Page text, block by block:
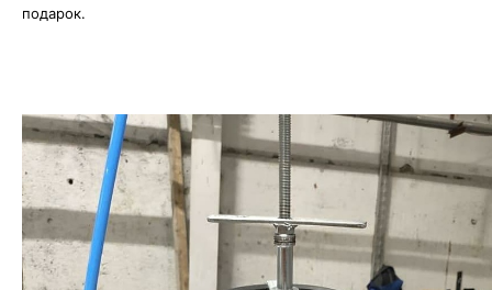
подарок.⠀